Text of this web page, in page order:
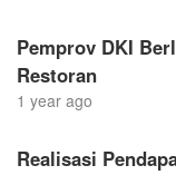
Pemprov DKI
Restoran
1 year ago
Realisasi